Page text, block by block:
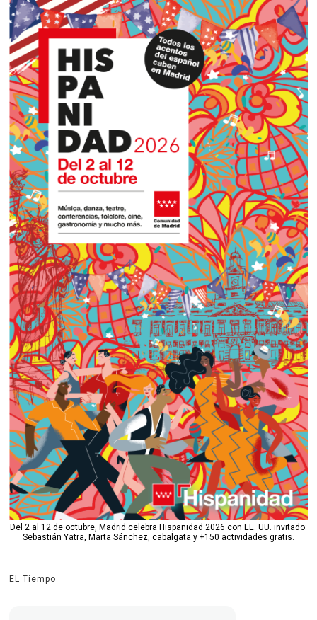
Del 2 al 12 de octubre, Madrid celebra Hispanidad 2026 con EE. UU. invitado:
Sebastián Yatra, Marta Sánchez, cabalgata y +150 actividades gratis.
EL Tiempo